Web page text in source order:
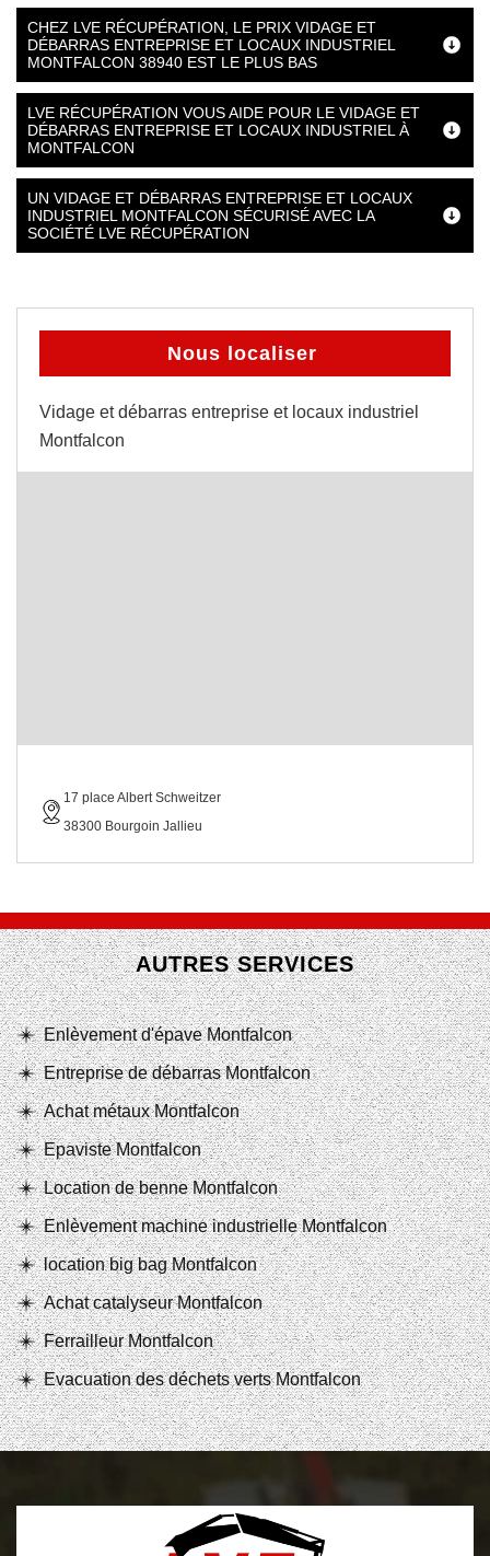
CHEZ LVE RÉCUPÉRATION, LE PRIX VIDAGE ET
DÉBARRAS ENTREPRISE ET LOCAUX INDUSTRIEL
MONTFALCON 38940 EST LE PLUS BAS
LVE RÉCUPÉRATION VOUS AIDE POUR LE VIDAGE ET
DÉBARRAS ENTREPRISE ET LOCAUX INDUSTRIEL À
MONTFALCON
UN VIDAGE ET DÉBARRAS ENTREPRISE ET LOCAUX
INDUSTRIEL MONTFALCON SÉCURISÉ AVEC LA
SOCIÉTÉ LVE RÉCUPÉRATION
Nous localiser
Vidage et débarras entreprise et locaux industriel
Montfalcon
17 place Albert Schweitzer
38300 Bourgoin Jallieu
AUTRES SERVICES
Enlèvement d'épave Montfalcon
Entreprise de débarras Montfalcon
Achat métaux Montfalcon
Epaviste Montfalcon
Location de benne Montfalcon
Enlèvement machine industrielle Montfalcon
location big bag Montfalcon
Achat catalyseur Montfalcon
Ferrailleur Montfalcon
Evacuation des déchets verts Montfalcon